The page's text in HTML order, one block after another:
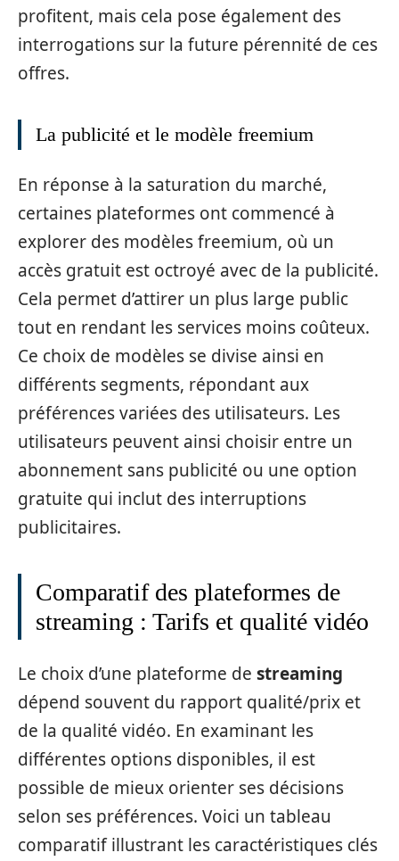
profitent, mais cela pose également des
interrogations sur la future pérennité de ces
offres.
La publicité et le modèle freemium
En réponse à la saturation du marché,
certaines plateformes ont commencé à
explorer des modèles freemium, où un
accès gratuit est octroyé avec de la publicité.
Cela permet d’attirer un plus large public
tout en rendant les services moins coûteux.
Ce choix de modèles se divise ainsi en
différents segments, répondant aux
préférences variées des utilisateurs. Les
utilisateurs peuvent ainsi choisir entre un
abonnement sans publicité ou une option
gratuite qui inclut des interruptions
publicitaires.
Comparatif des plateformes de
streaming : Tarifs et qualité vidéo
Le choix d’une plateforme de streaming
dépend souvent du rapport qualité/prix et
de la qualité vidéo. En examinant les
différentes options disponibles, il est
possible de mieux orienter ses décisions
selon ses préférences. Voici un tableau
comparatif illustrant les caractéristiques clés